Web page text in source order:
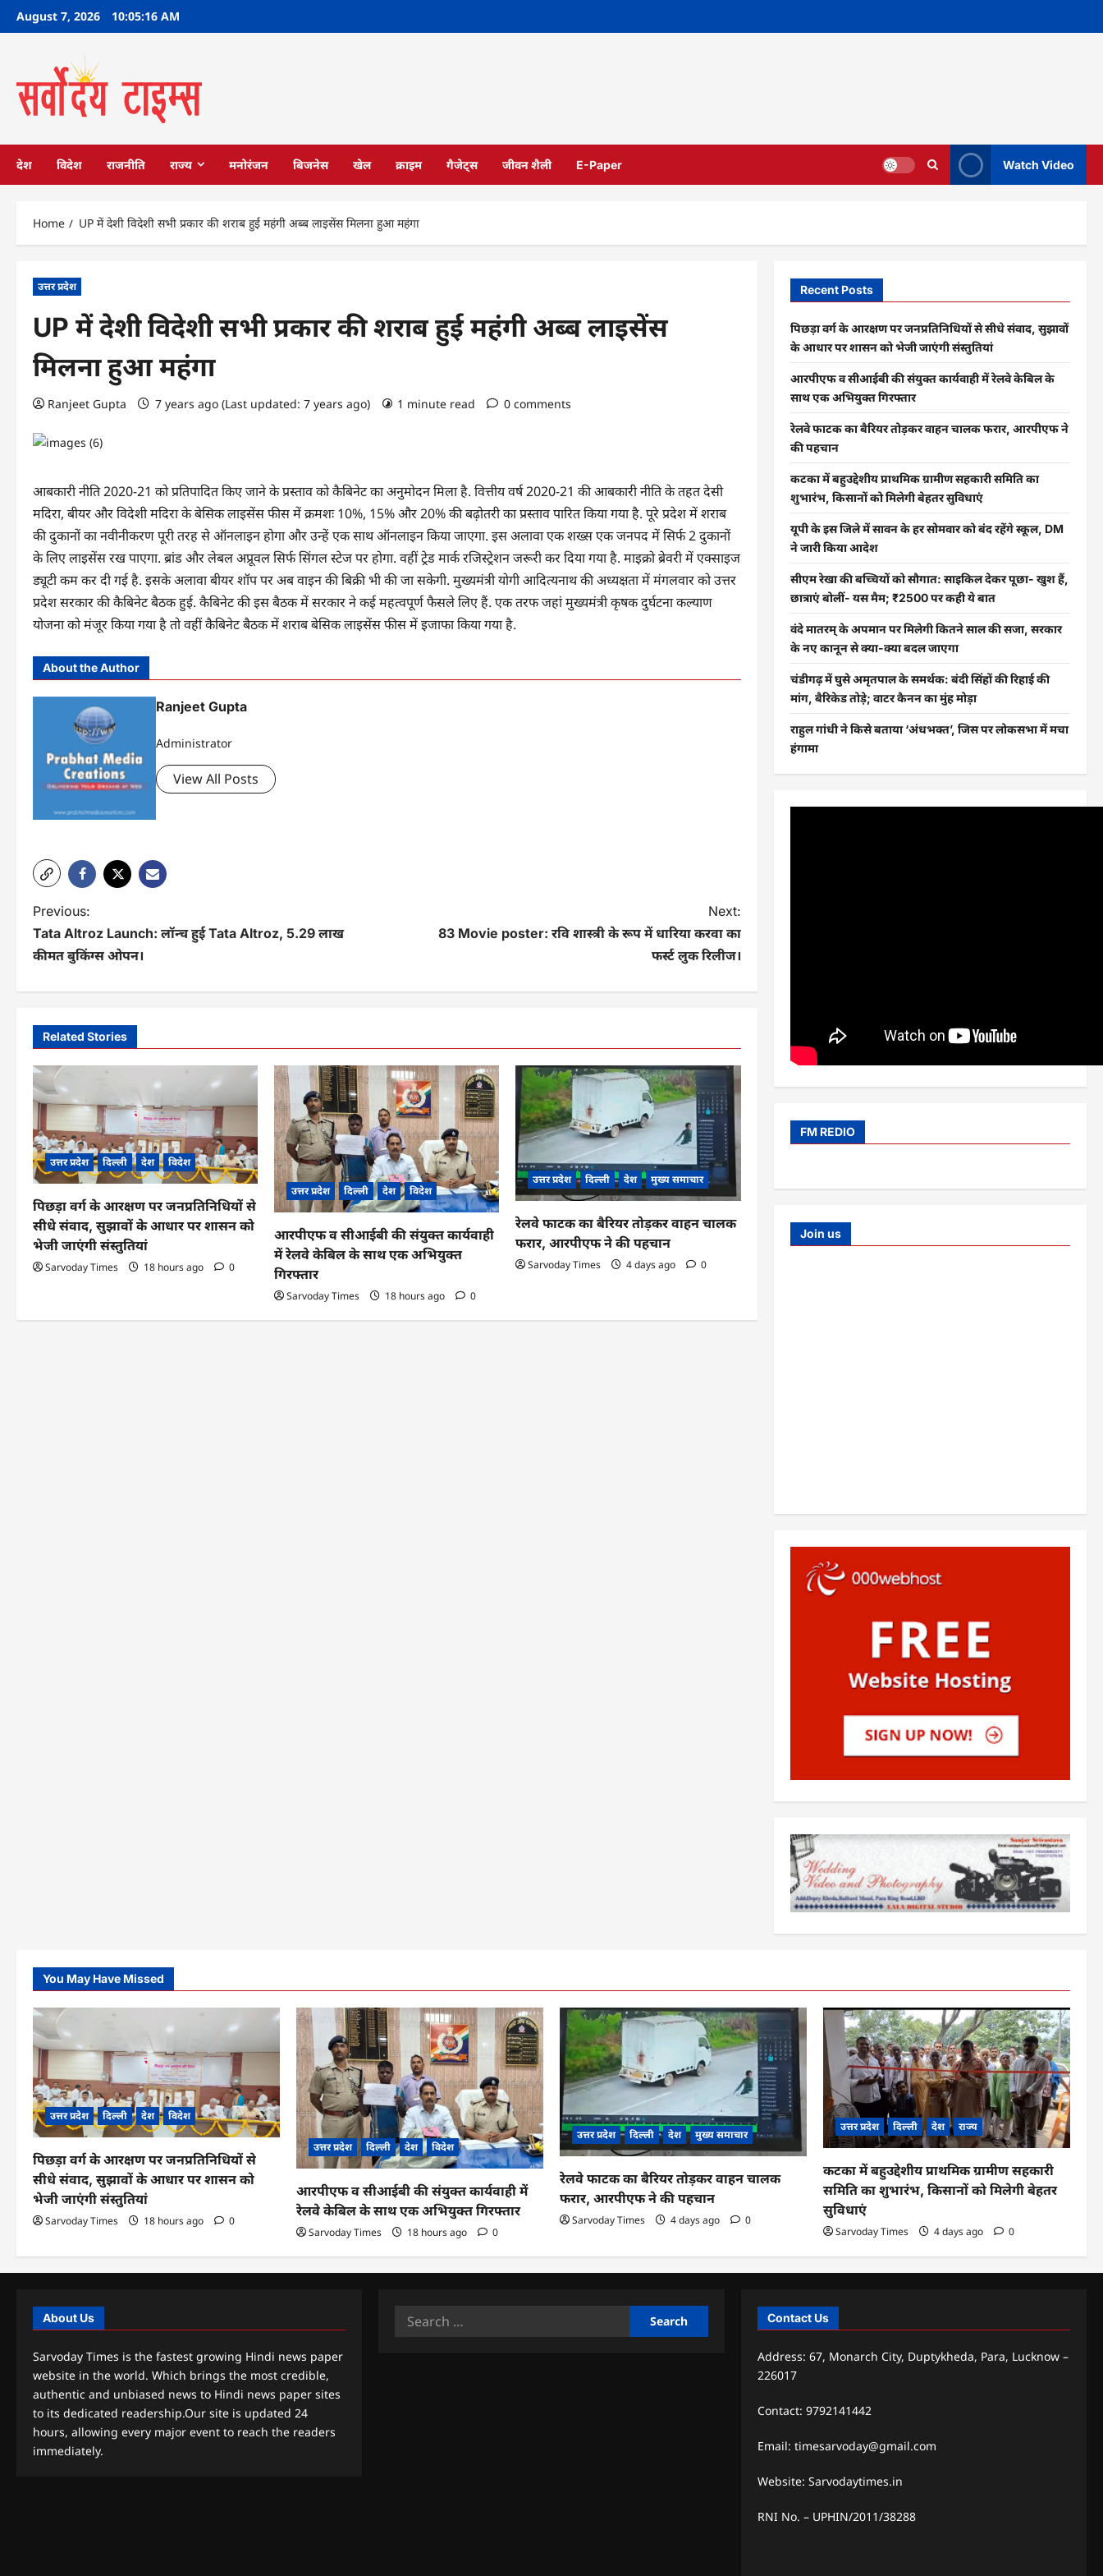
SkipAugust 7, 2026 10:05:17 AM
देश विदेश राजनीति राज्य मनोरंजन बिजनेस खेल क्राइम गैजेट्स जीवन शैली E-Paper Watch Video
Home UP में देशी विदेशी सभी प्रकार की शराब हुई महंगी अब्ब लाइसेंस मिलना हुआ महंगा
उत्तर प्रदेश
UP में देशी विदेशी सभी प्रकार की शराब हुई महंगी अब्ब लाइसेंस
मिलना हुआ महंगा
Ranjeet Gupta 7 years ago (Last updated: 7 years ago) 1 minute read 0 comments
आबकारी नीति 2020-21 को प्रतिपादित किए जाने के प्रस्ताव को कैबिनेट का अनुमोदन मिला है. वित्तीय वर्ष 2020-21 की आबकारी नीति के तहत देसी
मदिरा, बीयर और विदेशी मदिरा के बेसिक लाइसेंस फीस में क्रमशः 10%, 15% और 20% की बढ़ोतरी का प्रस्ताव पारित किया गया है. पूरे प्रदेश में शराब
की दुकानों का नवीनीकरण पूरी तरह से ऑनलाइन होगा और उन्हें एक साथ ऑनलाइन किया जाएगा. इस अलावा एक शख्स एक जनपद में सिर्फ 2 दुकानों
के लिए लाइसेंस रख पाएगा. ब्रांड और लेबल अप्रूवल सिर्फ सिंगल स्टेज पर होगा. वहीं ट्रेड मार्क रजिस्ट्रेशन जरूरी कर दिया गया है. माइक्रो ब्रेवरी में एक्साइज
ड्यूटी कम कर दी गई है. इसके अलावा बीयर शॉप पर अब वाइन की बिक्री भी की जा सकेगी. मुख्यमंत्री योगी आदित्यनाथ की अध्यक्षता में मंगलवार को उत्तर
प्रदेश सरकार की कैबिनेट बैठक हुई. कैबिनेट की इस बैठक में सरकार ने कई महत्वपूर्ण फैसले लिए हैं. एक तरफ जहां मुख्यमंत्री कृषक दुर्घटना कल्याण
योजना को मंजूर किया गया है तो वहीं कैबिनेट बैठक में शराब बेसिक लाइसेंस फीस में इजाफा किया गया है.
About the Author
Ranjeet Gupta
Administrator
View All Posts
P
o
n
a
v
g
a
t
i
o
Previous:
Tata Altroz Launch: लॉन्‍च हुई Tata Altroz, 5.29 लाख
कीमत बुकिंग्स ओपन।
Next:
83 Movie poster: रवि शास्त्री के रूप में धारिया करवा का
फर्स्ट लुक रिलीज।
Related Stories
उत्तर प्रदेश दिल्ली देश विदेश
पिछड़ा वर्ग के आरक्षण पर जनप्रतिनिधियों से
सीधे संवाद, सुझावों के आधार पर शासन को
भेजी जाएंगी संस्तुतियां
Sarvoday Times 18 hours ago 0
उत्तर प्रदेश दिल्ली देश विदेश
आरपीएफ व सीआईबी की संयुक्त कार्यवाही
में रेलवे केबिल के साथ एक अभियुक्त
गिरफ्तार
Sarvoday Times 18 hours ago 0
उत्तर प्रदेश दिल्ली देश मुख्य समाचार
रेलवे फाटक का बैरियर तोड़कर वाहन चालक
फरार, आरपीएफ ने की पहचान
Sarvoday Times 4 days ago 0
Recent Posts
पिछड़ा वर्ग के आरक्षण पर जनप्रतिनिधियों से सीधे संवाद, सुझावों
के आधार पर शासन को भेजी जाएंगी संस्तुतियां
आरपीएफ व सीआईबी की संयुक्त कार्यवाही में रेलवे केबिल के
साथ एक अभियुक्त गिरफ्तार
रेलवे फाटक का बैरियर तोड़कर वाहन चालक फरार, आरपीएफ ने
की पहचान
कटका में बहुउद्देशीय प्राथमिक ग्रामीण सहकारी समिति का
शुभारंभ, किसानों को मिलेगी बेहतर सुविधाएं
यूपी के इस जिले में सावन के हर सोमवार को बंद रहेंगे स्कूल, DM
ने जारी किया आदेश
सीएम रेखा की बच्चियों को सौगात: साइकिल देकर पूछा- खुश हैं,
छात्राएं बोलीं- यस मैम; ₹2500 पर कही ये बात
वंदे मातरम् के अपमान पर मिलेगी कितने साल की सजा, सरकार
के नए कानून से क्या-क्या बदल जाएगा
चंडीगढ़ में घुसे अमृतपाल के समर्थक: बंदी सिंहों की रिहाई की
मांग, बैरिकेड तोड़े; वाटर कैनन का मुंह मोड़ा
राहुल गांधी ने किसे बताया ‘अंधभक्त’, जिस पर लोकसभा में मचा
हंगामा
FM REDIO
Join us
You May Have Missed
उत्तर प्रदेश दिल्ली देश विदेश
पिछड़ा वर्ग के आरक्षण पर जनप्रतिनिधियों से
सीधे संवाद, सुझावों के आधार पर शासन को
भेजी जाएंगी संस्तुतियां
Sarvoday Times 18 hours ago 0
उत्तर प्रदेश दिल्ली देश विदेश
आरपीएफ व सीआईबी की संयुक्त कार्यवाही में
रेलवे केबिल के साथ एक अभियुक्त गिरफ्तार
Sarvoday Times 18 hours ago 0
उत्तर प्रदेश दिल्ली देश मुख्य समाचार
रेलवे फाटक का बैरियर तोड़कर वाहन चालक
फरार, आरपीएफ ने की पहचान
Sarvoday Times 4 days ago 0
उत्तर प्रदेश दिल्ली देश राज्य
कटका में बहुउद्देशीय प्राथमिक ग्रामीण सहकारी
समिति का शुभारंभ, किसानों को मिलेगी बेहतर
सुविधाएं
Sarvoday Times 4 days ago 0
About Us
Sarvoday Times is the fastest growing Hindi news paper
website in the world. Which brings the most credible,
authentic and unbiased news to Hindi news paper sites
to its dedicated readership.Our site is updated 24
hours, allowing every major event to reach the readers
immediately.
Search
Contact Us
Address: 67, Monarch City, Duptykheda, Para, Lucknow –
226017
Contact: 9792141442
Email: timesarvoday@gmail.com
Website: Sarvodaytimes.in
RNI No. – UPHIN/2011/38288